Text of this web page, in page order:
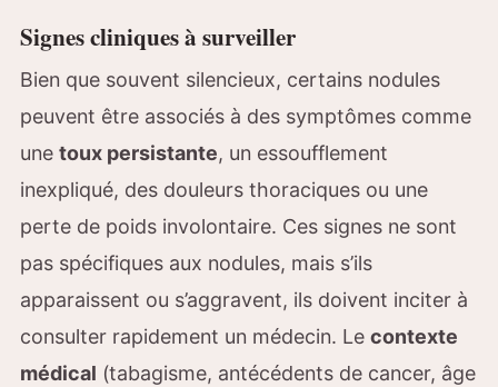
Signes cliniques à surveiller
Bien que souvent silencieux, certains nodules
peuvent être associés à des symptômes comme
une toux persistante, un essoufflement
inexpliqué, des douleurs thoraciques ou une
perte de poids involontaire. Ces signes ne sont
pas spécifiques aux nodules, mais s’ils
apparaissent ou s’aggravent, ils doivent inciter à
consulter rapidement un médecin. Le contexte
médical (tabagisme, antécédents de cancer, âge